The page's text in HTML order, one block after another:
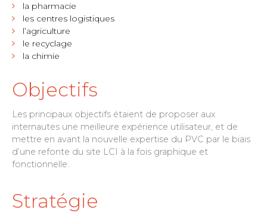
la pharmacie
les centres logistiques
l’agriculture
le recyclage
la chimie
Objectifs
Les principaux objectifs étaient de proposer aux
internautes une meilleure expérience utilisateur, et de
mettre en avant la nouvelle expertise du PVC par le biais
d’une refonte du site LCI à la fois graphique et
fonctionnelle.
Stratégie